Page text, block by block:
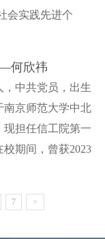
会实践先进个
何欣祎
中共党员，出生
南京师范大学中北
担任信工院第一
期间，曾获2023
7 >